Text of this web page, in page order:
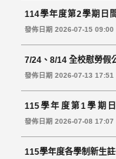
114學年度第2學期日
year-college of the
發佈日期 2026-07-15 09:00
7/24、8/14 全校慰勞假
發佈日期 2026-07-13 17:51
115學年度第1學期
Semester, 2026
Division students
發佈日期 2026-07-08 17:07
115學年度各學制新生註